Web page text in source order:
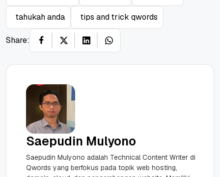
tahukah anda tips and trick qwords
Share:
Saepudin Mulyono
Saepudin Mulyono adalah Technical Content Writer di
Qwords yang berfokus pada topik web hosting,